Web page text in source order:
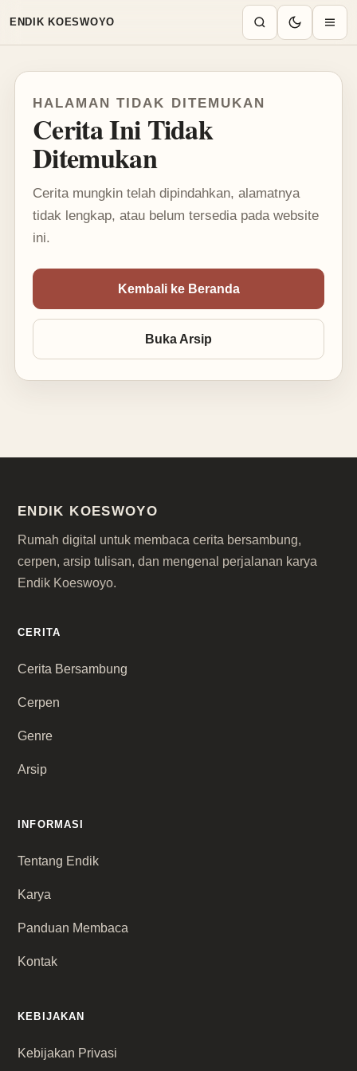
ENDIK KOESWOYO
HALAMAN TIDAK DITEMUKAN
Cerita Ini Tidak
Ditemukan
Cerita mungkin telah dipindahkan, alamatnya
tidak lengkap, atau belum tersedia pada website
ini.
Kembali ke Beranda
Buka Arsip
ENDIK KOESWOYO
Rumah digital untuk membaca cerita bersambung,
cerpen, arsip tulisan, dan mengenal perjalanan karya
Endik Koeswoyo.
CERITA
Cerita Bersambung
Cerpen
Genre
Arsip
INFORMASI
Tentang Endik
Karya
Panduan Membaca
Kontak
KEBIJAKAN
Kebijakan Privasi